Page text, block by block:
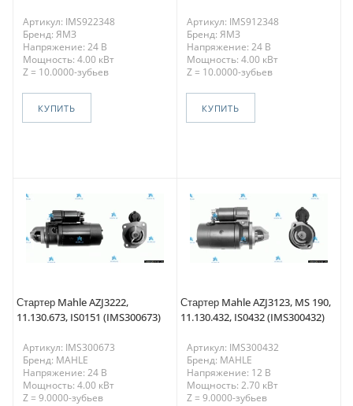
Артикул: IMS922348
Бренд: ЯМЗ
Напряжение: 24 В
Мощность: 4.00 кВт
Z = 10.0000-зубьев
КУПИТЬ
Артикул: IMS912348
Бренд: ЯМЗ
Напряжение: 24 В
Мощность: 4.00 кВт
Z = 10.0000-зубьев
КУПИТЬ
Стартер Mahle AZJ3222,
11.130.673, IS0151 (IMS300673)
Артикул: IMS300673
Бренд: MAHLE
Напряжение: 24 В
Мощность: 4.00 кВт
Z = 9.0000-зубьев
Стартер Mahle AZJ3123, MS 190,
11.130.432, IS0432 (IMS300432)
Артикул: IMS300432
Бренд: MAHLE
Напряжение: 12 В
Мощность: 2.70 кВт
Z = 9.0000-зубьев